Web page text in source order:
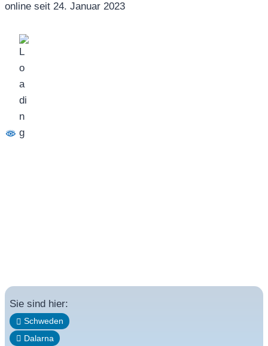
online seit 24. Januar 2023
Sie sind hier:
Schweden
Dalarna